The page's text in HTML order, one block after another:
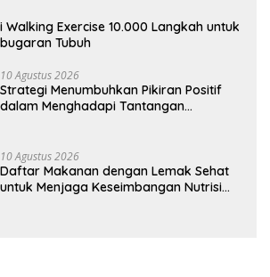
Walking Exercise 10.000 Langkah untuk
Tubuh
10 Agustus 2026
Strategi Menumbuhkan Pikiran Positif
dalam Menghadapi Tantangan
10 Agustus 2026
Daftar Makanan dengan Lemak Sehat
untuk Menjaga Keseimbangan Nutrisi